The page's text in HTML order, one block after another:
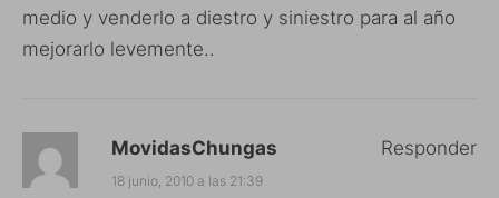
medio y venderlo a diestro y siniestro para al año
mejorarlo levemente..
MovidasChungas
18 junio, 2010 a las 21:39
Responder